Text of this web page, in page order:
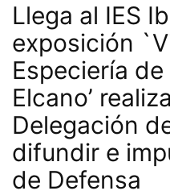
Llega al IES
exposición
Especiería
Elcano’
Delegación
difundir e
de Defensa